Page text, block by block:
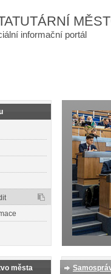
informační portál
města